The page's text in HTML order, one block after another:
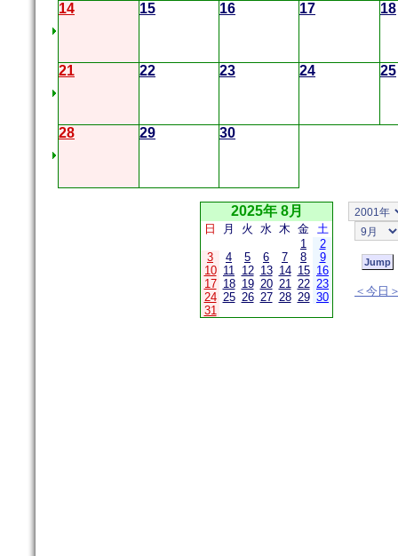
14 15 16 17 18
21 22 23 24 25
28 29 30
2025年 8月
日 月 火 水 木 金 土
1
2
3
4 5 6 7 8
9
10 11 12 13 14 15 16
17 18 19 20 21 22 23
24 25 26 27 28 29 30
31
＜今日